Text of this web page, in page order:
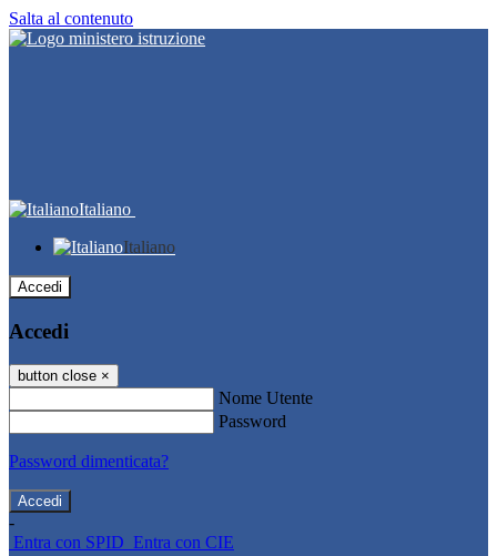
Salta al contenuto
Italiano
Italiano
Accedi
Accedi
button close ×
Nome Utente
Password
Password dimenticata?
-
Entra con SPID Entra con CIE